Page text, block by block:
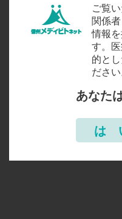
ご覧
関係
情報
す。
的と
ださ
あなた
は